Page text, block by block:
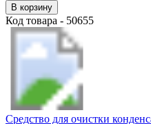
В корзину
Код товара - 50655
Средство для очистки